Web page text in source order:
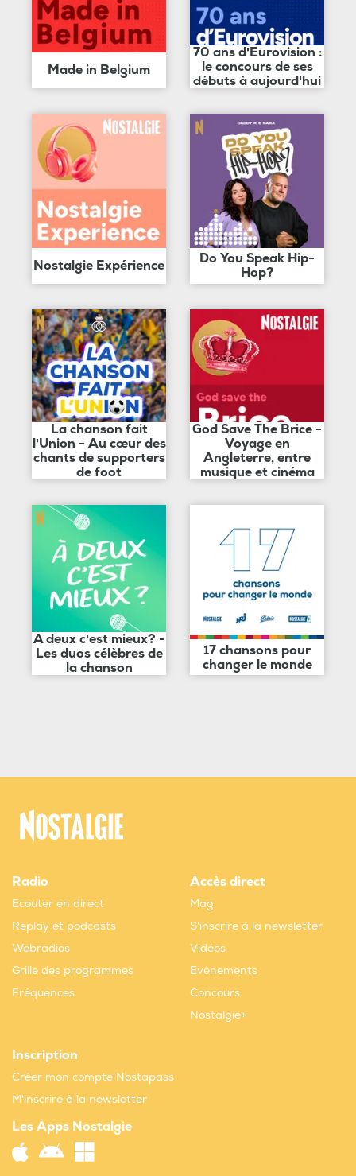
Made in Belgium
70 ans d'Eurovision :
le concours de ses
débuts à aujourd'hui
Nostalgie Expérience
Do You Speak Hip-
Hop?
La chanson fait
l'Union - Au cœur des
chants de supporters
de foot
God Save The Brice -
Voyage en
Angleterre, entre
musique et cinéma
A deux c'est mieux? -
Les duos célèbres de
la chanson
17 chansons pour
changer le monde
Radio
Ecouter en direct
Replay et podcasts
Webradios
Grille des programmes
Fréquences
Accès direct
Mag
S'inscrire à la newsletter
Vidéos
Evènements
Concours
Nostalgie+
Inscription
Créer mon compte Nostapass
M'inscrire à la newsletter
Les Apps Nostalgie